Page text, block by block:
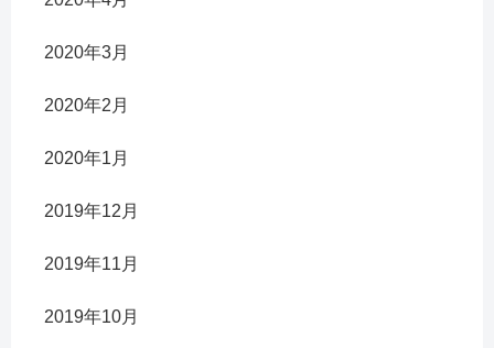
2020年3月
2020年2月
2020年1月
2019年12月
2019年11月
2019年10月